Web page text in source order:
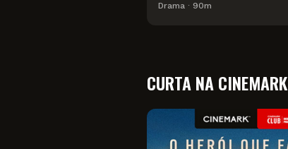
Drama ∙ 90m
CURTA NA CINEMARK